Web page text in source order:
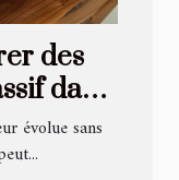
des
dans
évolue sans